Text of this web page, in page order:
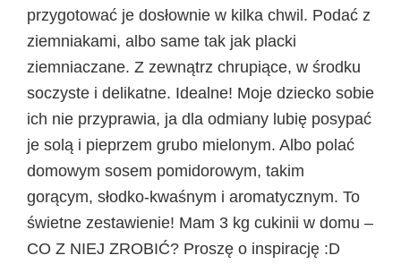
przygotować je dosłownie w kilka chwil. Podać z
ziemniakami, albo same tak jak placki
ziemniaczane. Z zewnątrz chrupiące, w środku
soczyste i delikatne. Idealne! Moje dziecko sobie
ich nie przyprawia, ja dla odmiany lubię posypać
je solą i pieprzem grubo mielonym. Albo polać
domowym sosem pomidorowym, takim
gorącym, słodko-kwaśnym i aromatycznym. To
świetne zestawienie! Mam 3 kg cukinii w domu –
CO Z NIEJ ZROBIĆ? Proszę o inspirację :D